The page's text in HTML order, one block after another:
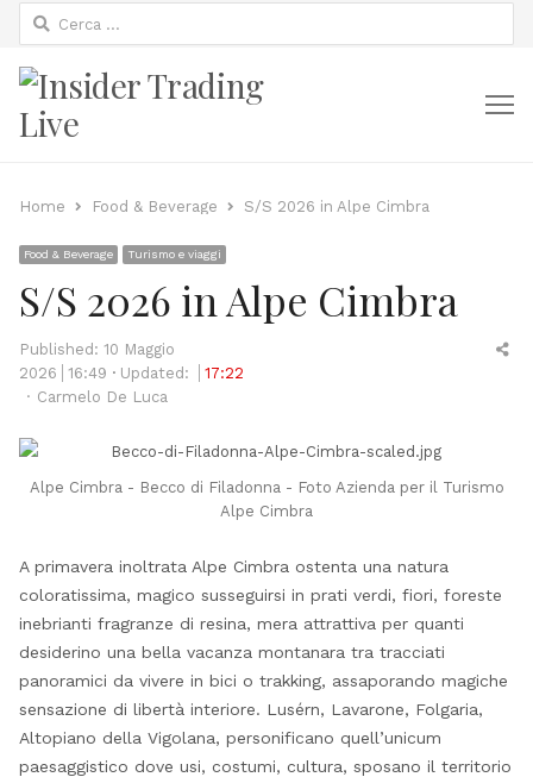
Ricerca
per:
Home Food & Beverage S/S 2026 in Alpe Cimbra
Food & Beverage Turismo e viaggi
S/S 2026 in Alpe Cimbra
Published: 10 Maggio
2026
16:49 Updated:
17:22
Author
Carmelo De Luca
Alpe Cimbra - Becco di Filadonna - Foto Azienda per il Turismo
Alpe Cimbra
A primavera inoltrata Alpe Cimbra ostenta una natura
coloratissima, magico susseguirsi in prati verdi, fiori, foreste
inebrianti fragranze di resina, mera attrattiva per quanti
desiderino una bella vacanza montanara tra tracciati
panoramici da vivere in bici o trakking, assaporando magiche
sensazione di libertà interiore. Lusérn, Lavarone, Folgaria,
Altopiano della Vigolana, personificano quell’unicum
paesaggistico dove usi, costumi, cultura, sposano il territorio